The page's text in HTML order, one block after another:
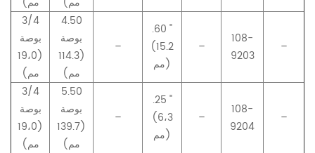
3/4
بوصة
(19،0
مم)
4.50
بوصة
(114.3
مم)
–
.60 "
(15.2
مم)
–
108-
9203
–
3/4
بوصة
(19،0
مم)
5.50
بوصة
(139.7
مم)
–
.25 "
(6،3
مم)
–
108-
9204
–